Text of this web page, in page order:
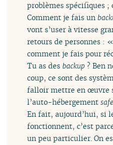
problèmes spécifiques ;
Comment je fais un
vont s’user à vitesse
retours de personnes :
comment je fais pour
Tu as des backup ? Ben
coup, ce sont des
falloir mettre en œuvre
l’auto-hébergementsafe
En fait, aujourd’hui, si
fonctionnent, c’est
un peu particulier. On